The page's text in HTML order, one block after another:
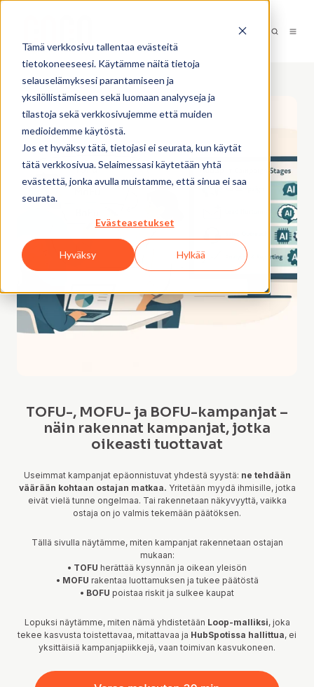
Tämä verkkosivu tallentaa evästeitä
tietokoneeseesi. Käytämme näitä tietoja
selauselämyksesi parantamiseen ja
yksilöllistämiseen sekä luomaan analyyseja ja
tilastoja sekä verkkosivujemme että muiden
medioidemme käytöstä.
Jos et hyväksy tätä, tietojasi ei seurata, kun käytät
tätä verkkosivua. Selaimessasi käytetään yhtä
evästettä, jonka avulla muistamme, että sinua ei saa
seurata.
Evästeasetukset
Hyväksy Hylkää
TOFU-, MOFU- ja BOFU-kampanjat –
näin rakennat kampanjat, jotka
oikeasti tuottavat
Useimmat kampanjat epäonnistuvat yhdestä syystä: ne tehdään
väärään kohtaan ostajan matkaa. Yritetään myydä ihmisille, jotka
eivät vielä tunne ongelmaa. Tai rakennetaan näkyvyyttä, vaikka
ostaja on jo valmis tekemään päätöksen.
Tällä sivulla näytämme, miten kampanjat rakennetaan ostajan
mukaan:
• TOFU herättää kysynnän ja oikean yleisön
• MOFU rakentaa luottamuksen ja tukee päätöstä
• BOFU poistaa riskit ja sulkee kaupat
Lopuksi näytämme, miten nämä yhdistetään Loop-malliksi, joka
tekee kasvusta toistettavaa, mitattavaa ja HubSpotissa hallittua, ei
yksittäisiä kampanjapiikkejä, vaan toimivan kasvukoneen.